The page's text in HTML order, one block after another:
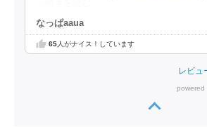
なっぱaaua
65人がナイス！しています
レビュ
powered